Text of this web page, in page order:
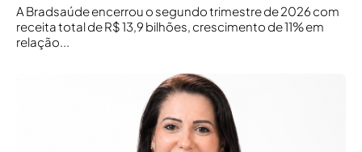
A Bradsaúde encerrou o segundo trimestre de 2026 com
receita total de R$ 13,9 bilhões, crescimento de 11% em
relação...